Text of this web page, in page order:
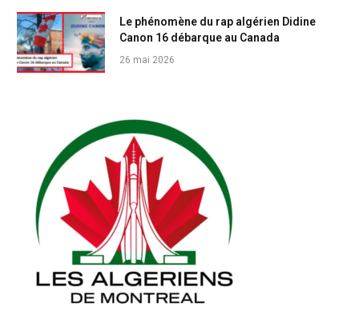
Le phénomène du rap algérien Didine
Canon 16 débarque au Canada
26 mai 2026